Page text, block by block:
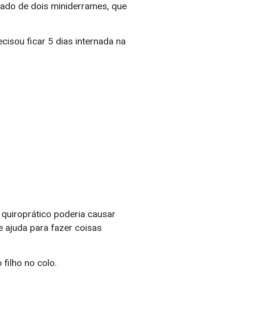
de dois miniderrames, que
ficar 5 dias internada na
poderia causar
ajuda para fazer coisas
filho no colo.